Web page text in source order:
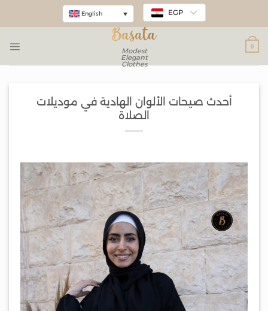
English EGP
Modest
Elegant
Clothes
0
أحدث صيحات الألوان الهادية في موديلات
الصلاة